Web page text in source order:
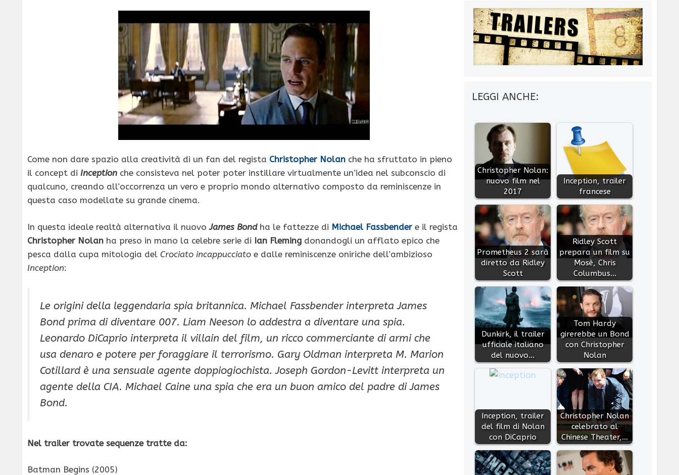
Come non dare spazio alla creatività di un fan del regista Christopher Nolan che ha sfruttato in pieno
il concept di Inception che consisteva nel poter poter instillare virtualmente un’idea nel subconscio di
qualcuno, creando all’occorrenza un vero e proprio mondo alternativo composto da reminiscenze in
questa caso modellate su grande cinema.
In questa ideale realtà alternativa il nuovoJames Bondha le fattezze di Michael Fassbender e il regista
Christopher Nolan ha preso in mano la celebre serie di Ian Fleming donandogli un afflato epico che
pesca dalla cupa mitologia del Crociato incappucciato e dalle reminiscenze oniriche dell’ambizioso
Inception:
Le origini della leggendaria spia britannica. Michael Fassbender interpreta James
Bond prima di diventare 007. Liam Neeson lo addestra a diventare una spia.
Leonardo DiCaprio interpreta il villain del film, un ricco commerciante di armi che
usa denaro e potere per foraggiare il terrorismo. Gary Oldman interpreta M. Marion
Cotillard è una sensuale agente doppiogiochista. Joseph Gordon-Levitt interpreta un
agente della CIA. Michael Caine una spia che era un buon amico del padre di James
Bond.
Nel trailer trovate sequenze tratte da:
Batman Begins (2005)
LEGGI ANCHE:
Christopher Nolan:
nuovo film nel
2017
Inception, trailer
francese
Prometheus 2 sarà
diretto da Ridley
Scott
Ridley Scott
prepara un film su
Mosè, Chris
Columbus…
Dunkirk, il trailer
ufficiale italiano
del nuovo…
Tom Hardy
girerebbe un Bond
con Christopher
Nolan
Inception, trailer
del film di Nolan
con DiCaprio
Christopher Nolan
celebrato al
Chinese Theater,…